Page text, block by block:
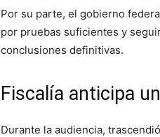
Por su parte, el gobierno
por pruebas suficientes y
conclusiones definitivas.
Fiscalía anticipa
Durante la audiencia,